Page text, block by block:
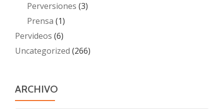
Perversiones (3)
Prensa (1)
Pervideos (6)
Uncategorized (266)
ARCHIVO